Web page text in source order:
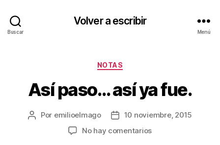
Buscar
Volver a escribir
Menú
Categorías
NOTAS
Así paso… así ya fue.
Autor
Por emilioelmago
Fecha10 noviembre, 2015
No hay comentariosen